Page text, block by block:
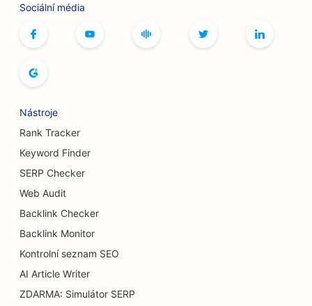
SEO pro pekárny chleba
SEO pro služby zvětšení prsou
SEO pro bufetové restaurace
SEO pro Burger Trucks
SEO pro cukrárny
SEO pro popáleninové chirurgy
SEO pro myčky aut
Sociální média
Nástroje
Rank Tracker
Keyword Finder
SERP Checker
Web Audit
Backlink Checker
Backlink Monitor
Kontrolní seznam SEO
AI Article Writer
ZDARMA: Simulátor SERP